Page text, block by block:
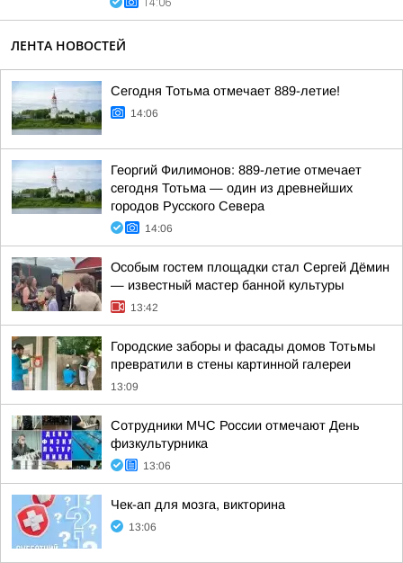
14:06
ЛЕНТА НОВОСТЕЙ
Сегодня Тотьма отмечает 889-летие!
14:06
Георгий Филимонов: 889-летие отмечает
сегодня Тотьма — один из древнейших
городов Русского Севера
14:06
Особым гостем площадки стал Сергей Дёмин
— известный мастер банной культуры
13:42
Городские заборы и фасады домов Тотьмы
превратили в стены картинной галереи
13:09
Сотрудники МЧС России отмечают День
физкультурника
13:06
Чек-ап для мозга, викторина
13:06